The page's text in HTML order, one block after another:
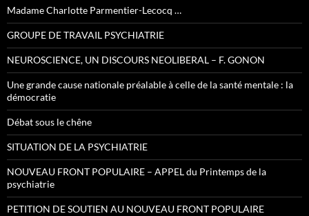
Madame Charlotte Parmentier-Lecocq …
GROUPE DE TRAVAIL PSYCHIATRIE
NEUROSCIENCE, UN DISCOURS NEOLIBERAL – F. GONON
Une grande cause nationale préalable à celle de la santé mentale : la
démocratie
Débat sous le chêne
SITUATION DE LA PSYCHIATRIE
NOUVEAU FRONT POPULAIRE – APPEL du Printemps de la
psychiatrie
PETITION DE SOUTIEN AU NOUVEAU FRONT POPULAIRE